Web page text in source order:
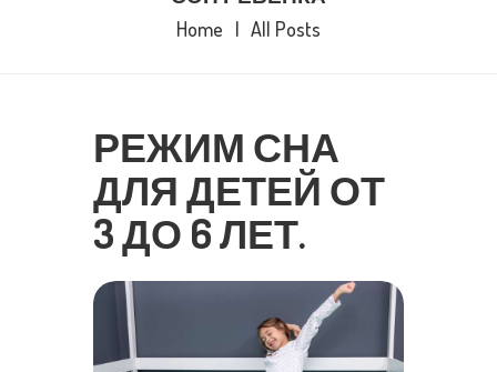
Home All Posts
КОНТАКТЫ
РЕЖИМ СНА
ДЛЯ ДЕТЕЙ ОТ
3 ДО 6 ЛЕТ.